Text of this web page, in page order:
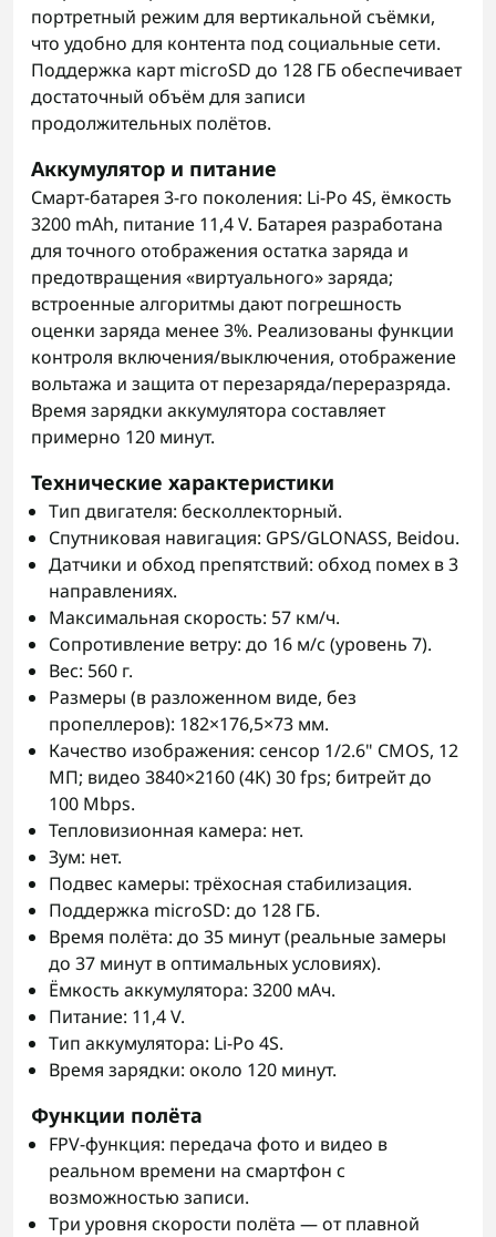
портретный режим для вертикальной съёмки,
что удобно для контента под социальные сети.
Поддержка карт microSD до 128 ГБ обеспечивает
достаточный объём для записи
продолжительных полётов.
Аккумулятор и питание
Смарт‑батарея 3-го поколения: Li‑Po 4S, ёмкость
3200 mAh, питание 11,4 V. Батарея разработана
для точного отображения остатка заряда и
предотвращения «виртуального» заряда;
встроенные алгоритмы дают погрешность
оценки заряда менее 3%. Реализованы функции
контроля включения/выключения, отображение
вольтажа и защита от перезаряда/переразряда.
Время зарядки аккумулятора составляет
примерно 120 минут.
Технические характеристики
Тип двигателя: бесколлекторный.
Спутниковая навигация: GPS/GLONASS, Beidou.
Датчики и обход препятствий: обход помех в 3
направлениях.
Максимальная скорость: 57 км/ч.
Сопротивление ветру: до 16 м/с (уровень 7).
Вес: 560 г.
Размеры (в разложенном виде, без
пропеллеров): 182×176,5×73 мм.
Качество изображения: сенсор 1/2.6" CMOS, 12
МП; видео 3840×2160 (4K) 30 fps; битрейт до
100 Mbps.
Тепловизионная камера: нет.
Зум: нет.
Подвес камеры: трёхосная стабилизация.
Поддержка microSD: до 128 ГБ.
Время полёта: до 35 минут (реальные замеры
до 37 минут в оптимальных условиях).
Ёмкость аккумулятора: 3200 мАч.
Питание: 11,4 V.
Тип аккумулятора: Li‑Po 4S.
Время зарядки: около 120 минут.
Функции полёта
FPV‑функция: передача фото и видео в
реальном времени на смартфон с
возможностью записи.
Три уровня скорости полёта — от плавной